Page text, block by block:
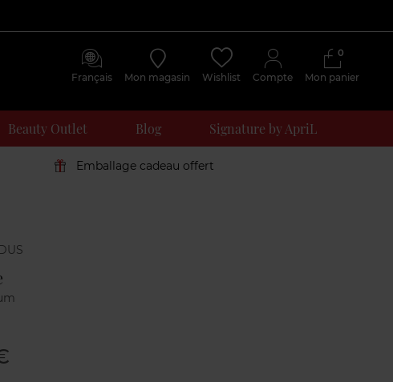
Français Mon magasin Wishlist Compte Mon panier
0
Beauty Outlet Blog Signature by ApriL
Emballage cadeau offert